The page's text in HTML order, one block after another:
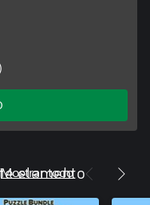
elemento
Mostrar todo